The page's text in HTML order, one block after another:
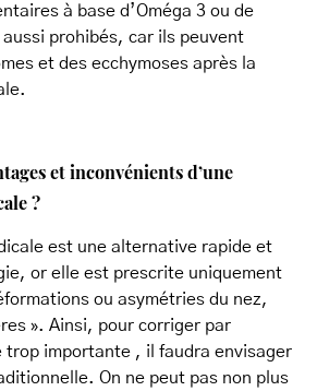
à base d’Oméga 3 ou de
prohibés, car ils peuvent
et des ecchymoses après la
et inconvénients d’une
?
est une alternative rapide et
or elle est prescrite uniquement
ou asymétries du nez,
». Ainsi, pour corriger par
trop importante , il faudra envisager
On ne peut pas non plus